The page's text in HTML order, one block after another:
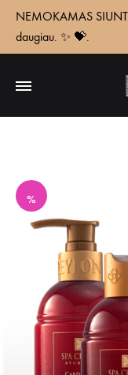
NEMOKAMAS
daugiau. ✨ 💝.
%